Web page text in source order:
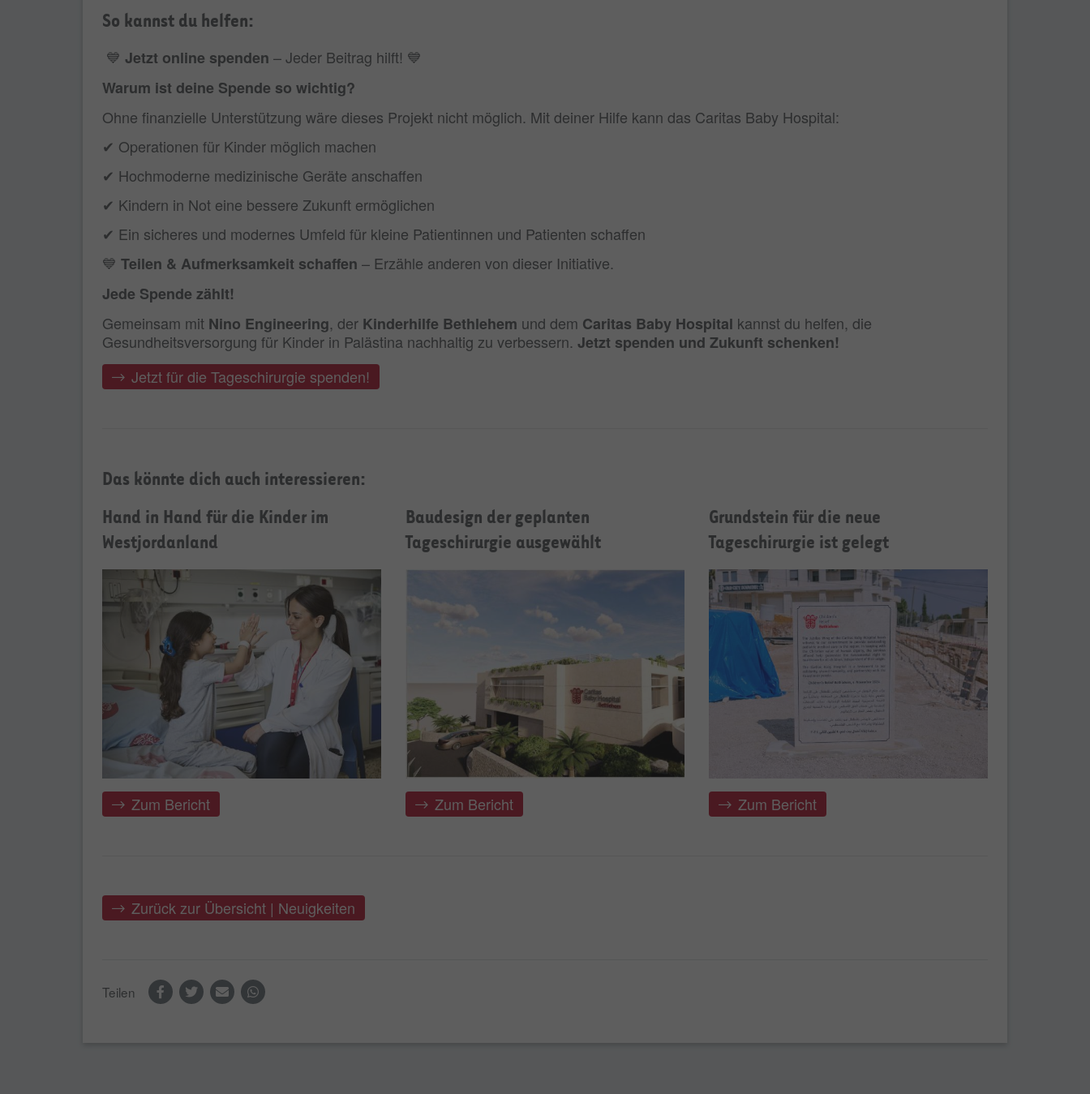
So kannst du helfen:
💙 Jetzt online spenden – Jeder Beitrag hilft! 💙
Warum ist deine Spende so wichtig?
Ohne finanzielle Unterstützung wäre dieses Projekt nicht möglich. Mit deiner Hilfe kann das Caritas Baby Hospital:
✔ Operationen für Kinder möglich machen
✔ Hochmoderne medizinische Geräte anschaffen
✔ Kindern in Not eine bessere Zukunft ermöglichen
✔ Ein sicheres und modernes Umfeld für kleine Patientinnen und Patienten schaffen
💙 Teilen & Aufmerksamkeit schaffen – Erzähle anderen von dieser Initiative.
Jede Spende zählt!
Gemeinsam mit Nino Engineering, der Kinderhilfe Bethlehem und dem Caritas Baby Hospital kannst du helfen, die
Gesundheitsversorgung für Kinder in Palästina nachhaltig zu verbessern. Jetzt spenden und Zukunft schenken!
Jetzt für die Tageschirurgie spenden!
Das könnte dich auch interessieren:
Hand in Hand für die Kinder im
Westjordanland
Zum Bericht
Baudesign der geplanten
Tageschirurgie ausgewählt
Zum Bericht
Grundstein für die neue
Tageschirurgie ist gelegt
Zum Bericht
Zurück zur Übersicht | Neuigkeiten
Teilen